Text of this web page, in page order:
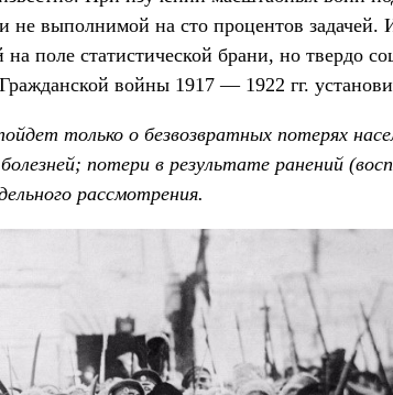
не выполнимой на сто процентов
поле статистической брани, но твердо
войны 1917 — 1922 гг.
только о безвозвратных потерях
потери в результате ранений
рассмотрения.